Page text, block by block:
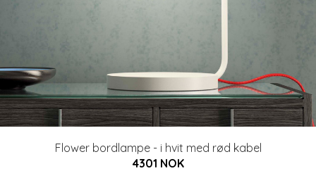
Flower bordlampe - i hvit med rød kabel
4301 NOK